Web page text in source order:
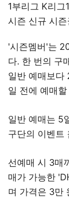
1부리그 K리
시즌 신규 시
'시즌멤버'는
다. 한 번의 구
일반 예매보다
일 전에 예매
일반 예매는 5
구단의 이벤트
선예매 시 3매
매가 가능한
며 가격은 3만